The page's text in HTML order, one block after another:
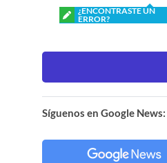
¿ENCONTRASTE UN
ERROR?
Síguenos en Google News: